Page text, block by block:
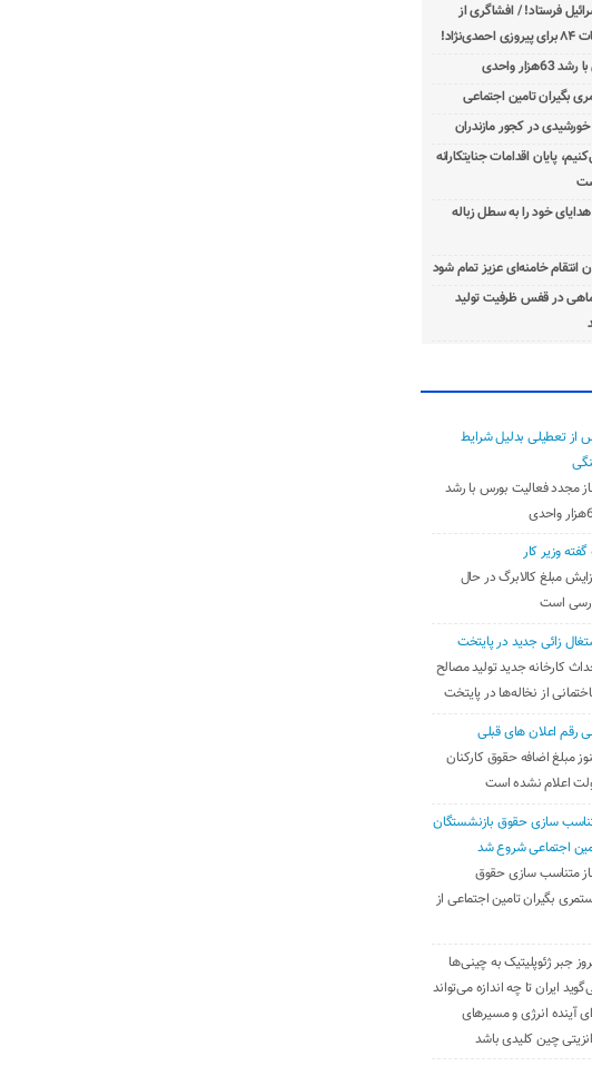
فرستاد! / افشاگری از
واحدی
پایان اقدامات جنایتکارانه
خود را به سطل زباله
انتقام خامنه‌ای عزیز تمام شود
در قفس ظرفیت تولید
از تعطیلی بدلیل شرایط
مجدد فعالیت بورس با رشد
گفته وزیر کار
مبلغ کالابرگ در حال
است
زائی جدید در پایتخت
کارخانه جدید تولید مصالح
از نخاله‌ها در پایتخت
رقم اعلان های قبلی
مبلغ اضافه حقوق کارکنان
اعلام نشده است
سازی حقوق بازنشستگان
اجتماعی شروع شد
متناسب سازی حقوق
بگیران تامین اجتماعی از
جبر ژئوپلیتیک به چینی‌ها
ایران تا چه اندازه می‌تواند
آینده انرژی و مسیرهای
چین کلیدی باشد